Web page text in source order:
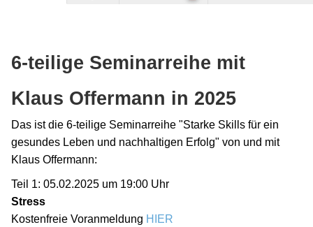
6-teilige Seminarreihe mit
Klaus Offermann in 2025
Das ist die 6-teilige Seminarreihe "Starke Skills für ein
gesundes Leben und nachhaltigen Erfolg" von und mit
Klaus Offermann:
Teil 1: 05.02.2025 um 19:00 Uhr
Stress
Kostenfreie Voranmeldung HIER